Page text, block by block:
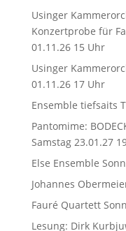
Usinger
Konzertprobe für
01.11.26 15 Uhr
Usinger
01.11.26 17 Uhr
Ensemble tiefsaits
Pantomime:
Samstag 23.01.27
Else Ensemble
Johannes
Fauré Quartett
Lesung: Dirk